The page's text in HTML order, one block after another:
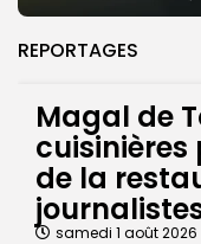
REPORTAGES
Magal de
cuisinières
de la
samedi 1 août 2026